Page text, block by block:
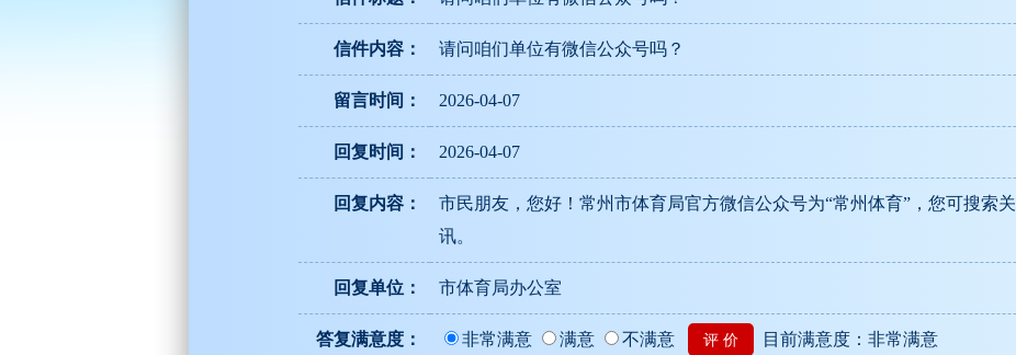
信件内容： 请问咱们单位有微信公众号吗？
留言时间： 2026-04-07
回复时间： 2026-04-07
回复内容：
市民朋友，您好！常州市体育局官方微信公众号为“常州体育”，您可搜索
讯。
回复单位： 市体育局办公室
答复满意度： 非常满意 满意 不满意 目前满意度：非常满意